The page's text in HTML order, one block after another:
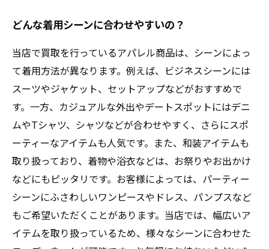
どんな着用シーンに合わせやすいの？
当店で買取を行っているアパレル商品は、シーンによっ
て着用方法が異なります。例えば、ビジネスシーンには
スーツやジャケット、セットアップなどがおすすめで
す。一方、カジュアルな外出やデートスポットにはデニ
ムやTシャツ、シャツなどが合わせやすく、さらにスポ
ーティーなアイテムも人気です。また、和装アイテムも
取り扱っており、着物や浴衣などは、お祭りやお出かけ
などにもピッタリです。お客様によっては、パーティー
シーンにふさわしいワンピースやドレス、パンプスなど
もご希望いただくことがあります。当店では、幅広いア
イテムを取り扱っているため、様々なシーンに合わせた